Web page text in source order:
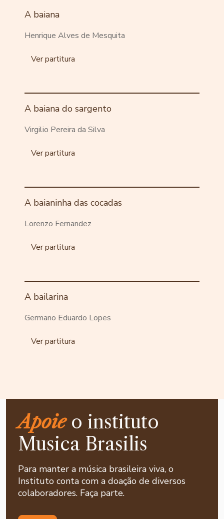
A baiana
Henrique Alves de Mesquita
Ver partitura
A baiana do sargento
Virgilio Pereira da Silva
Ver partitura
A baianinha das cocadas
Lorenzo Fernandez
Ver partitura
A bailarina
Germano Eduardo Lopes
Ver partitura
Apoieo instituto
Musica Brasilis
Para manter a música brasileira viva, o
Instituto conta com a doação de diversos
colaboradores. Faça parte.